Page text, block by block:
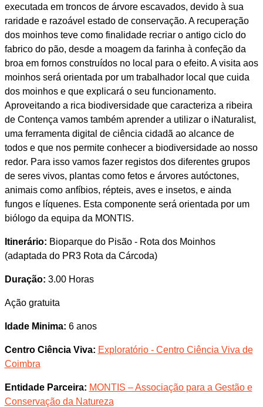
executada em troncos de árvore escavados, devido à sua
raridade e razoável estado de conservação. A recuperação
dos moinhos teve como finalidade recriar o antigo ciclo do
fabrico do pão, desde a moagem da farinha à confeção da
broa em fornos construídos no local para o efeito. A visita aos
moinhos será orientada por um trabalhador local que cuida
dos moinhos e que explicará o seu funcionamento.
Aproveitando a rica biodiversidade que caracteriza a ribeira
de Contença vamos também aprender a utilizar o iNaturalist,
uma ferramenta digital de ciência cidadã ao alcance de
todos e que nos permite conhecer a biodiversidade ao nosso
redor. Para isso vamos fazer registos dos diferentes grupos
de seres vivos, plantas como fetos e árvores autóctones,
animais como anfíbios, répteis, aves e insetos, e ainda
fungos e líquenes. Esta componente será orientada por um
biólogo da equipa da MONTIS.
Itinerário: Bioparque do Pisão - Rota dos Moinhos
(adaptada do PR3 Rota da Cárcoda)
Duração: 3.00 Horas
Ação gratuita
Idade Minima: 6 anos
Centro Ciência Viva: Exploratório - Centro Ciência Viva de
Coimbra
Entidade Parceira: MONTIS – Associação para a Gestão e
Conservação da Natureza